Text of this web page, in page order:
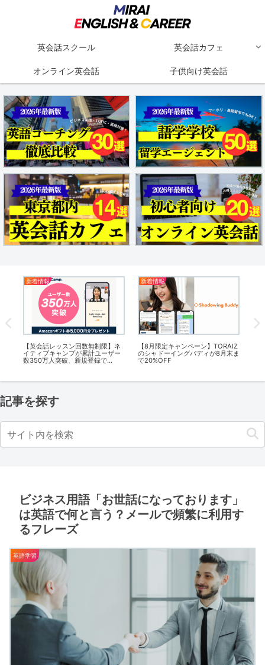
英会話スクール 英会話カフェ
オンライン英会話 子供向け英会話
新着情報
【英会話レッスン回数無制限】ネ
イティブキャンプが累計ユーザー
数350万人突破、新規登録で
新着情報
【8月限定キャンペーン】TORAIZ
のシャドーイングバディが8月末ま
で20%OFF
記事を探す
ビジネス用語「お世話になっております」
は英語で何と言う？メールで頻繁に利用す
るフレーズ
英語学習